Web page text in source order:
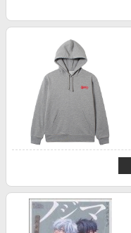
スポーツ・アウトドア・ゴ
インテリア・寝具
ペット・花・DIY・車
旅行・レジャー・ホテル予
生活・お役立ち
金融・マネー・保険
ビジネス・その他サービス
楽天サービス特集
わくわく夏特集
とことん買い物チャレンジ
Apple公式サイト×楽天カ
Qoo10メガポ
Samsung ボーナスキャン
週末の高還元 夏の長期版